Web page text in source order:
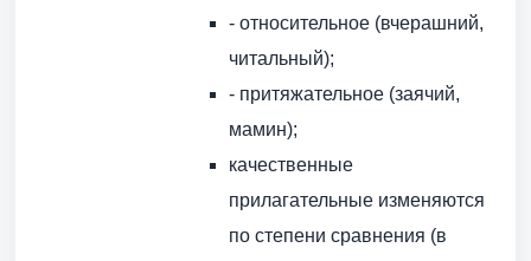
- относительное (вчерашний,
читальный);
- притяжательное (заячий,
мамин);
качественные
прилагательные изменяются
по степени сравнения (в